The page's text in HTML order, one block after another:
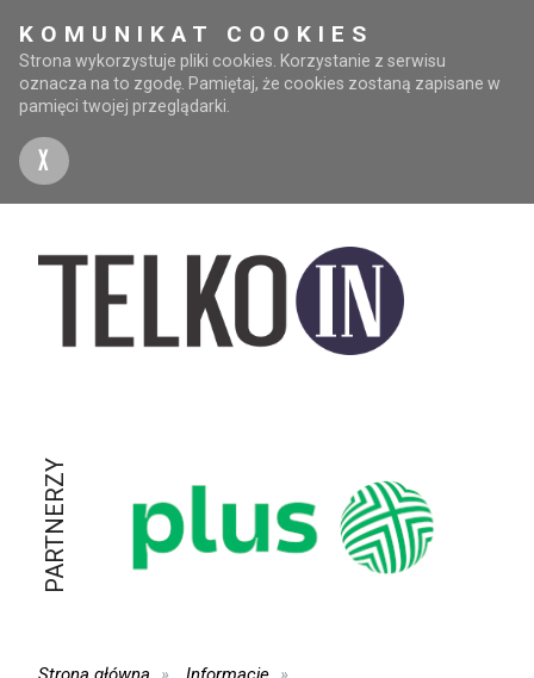
KOMUNIKAT COOKIES
Strona wykorzystuje pliki cookies. Korzystanie z serwisu
oznacza na to zgodę. Pamiętaj, że cookies zostaną zapisane w
pamięci twojej przeglądarki.
X
PARTNERZY